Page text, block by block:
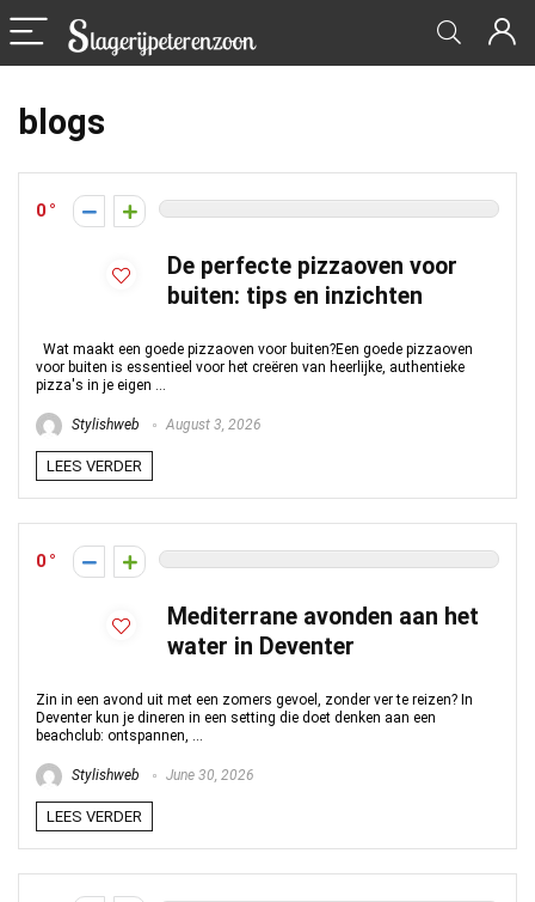
blogs
0
De perfecte pizzaoven voor
buiten: tips en inzichten
Wat maakt een goede pizzaoven voor buiten?Een goede pizzaoven
voor buiten is essentieel voor het creëren van heerlijke, authentieke
pizza's in je eigen ...
Stylishweb August 3, 2026
LEES VERDER
0
Mediterrane avonden aan het
water in Deventer
Zin in een avond uit met een zomers gevoel, zonder ver te reizen? In
Deventer kun je dineren in een setting die doet denken aan een
beachclub: ontspannen, ...
Stylishweb June 30, 2026
LEES VERDER